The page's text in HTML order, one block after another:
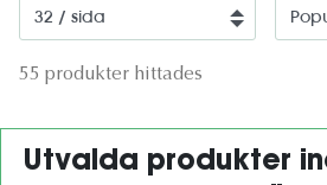
55 produkter hittades
Utvalda produkter